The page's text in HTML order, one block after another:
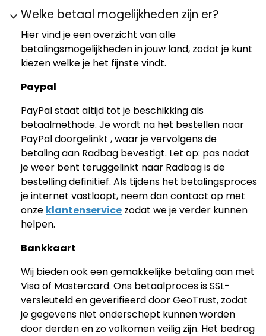
Personaliseerbaar
Aperol Spritz Glas met Naam
Gegraveerd
Meer dan
19.400 keer
16,99 €
met gezicht en tekst
11.600keer
gekocht
29,99 €
Polaroid-look
Gepersonaliseerde
Geurhanger set van 2
13.900keer
19,99 €
Personaliseerbaar
Welke betaal mogelijkheden zijn er?
Hier vind je een overzicht van alle
betalingsmogelijkheden in jouw land, zodat je kunt
kiezen welke je het fijnste vindt.
Paypal
PayPal staat altijd tot je beschikking als
betaalmethode. Je wordt na het bestellen naar
PayPal doorgelinkt , waar je vervolgens de
betaling aan Radbag bevestigt. Let op: pas nadat
je weer bent teruggelinkt naar Radbag is de
bestelling definitief. Als tijdens het betalingsproces
je internet vastloopt, neem dan contact op met
onze klantenservice zodat we je verder kunnen
helpen.
Bankkaart
Wij bieden ook een gemakkelijke betaling aan met
Visa of Mastercard. Ons betaalproces is SSL-
versleuteld en geverifieerd door GeoTrust, zodat
je gegevens niet onderschept kunnen worden
door derden en zo volkomen veilig zijn. Het bedrag